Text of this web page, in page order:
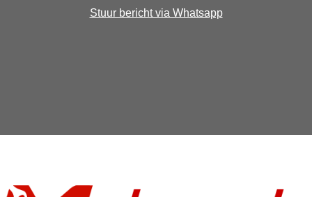
Stuur bericht via Whatsapp